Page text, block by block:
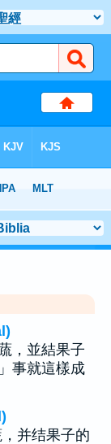
，並結果子
事就這樣成
并结果子的